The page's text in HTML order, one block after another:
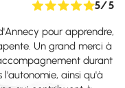
5/ 5
pour apprendre,
Un grand merci à
durant
l'autonomie, ainsi qu'à